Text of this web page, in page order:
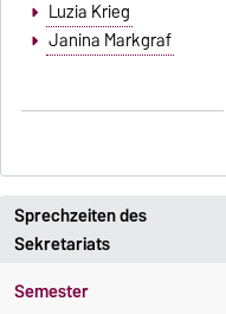
Luzia Krieg
Janina Markgraf
Sprechzeiten des
Sekretariats
Semester